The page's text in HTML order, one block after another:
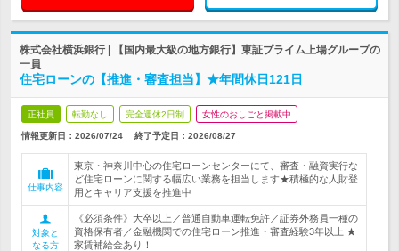
株式会社横浜銀行 | 【国内最大級の地方銀行】東証プライム上場グループの
一員
住宅ローンの【推進・審査担当】★年間休日121日
正社員 転勤なし 完全週休2日制 女性のおしごと掲載中
情報更新日：2026/07/24 終了予定日： 2026/08/27
仕事内容
東京・神奈川中心の住宅ローンセンターにて、審査・融資実行な
ど住宅ローンに関する幅広い業務を担当します★積極的な人財登
用とキャリア支援を推進中
対象と
なる方
《必須条件》大卒以上／普通自動車運転免許／証券外務員一種の
資格保有者／金融機関での住宅ローン推進・審査経験3年以上 ★
家賃補給金あり！